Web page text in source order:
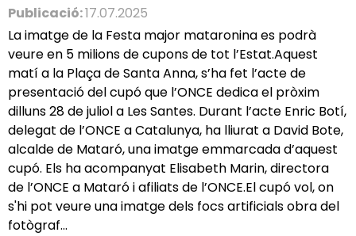
Publicació:17.07.2025
La imatge de la Festa major mataronina es podrà
veure en 5 milions de cupons de tot l’Estat.Aquest
matí a la Plaça de Santa Anna, s’ha fet l’acte de
presentació del cupó que l’ONCE dedica el pròxim
dilluns 28 de juliol a Les Santes. Durant l’acte Enric Botí,
delegat de l’ONCE a Catalunya, ha lliurat a David Bote,
alcalde de Mataró, una imatge emmarcada d’aquest
cupó. Els ha acompanyat Elisabeth Marin, directora
de l’ONCE a Mataró i afiliats de l’ONCE.El cupó vol, on
s'hi pot veure una imatge dels focs artificials obra del
fotògraf...